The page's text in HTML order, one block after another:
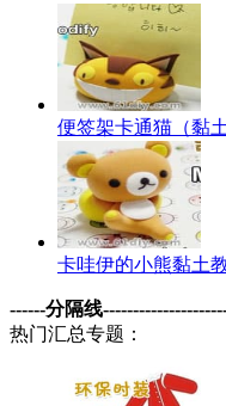
便签架卡通猫（黏
卡哇伊的小熊黏土
------分隔线
热门汇总专题：